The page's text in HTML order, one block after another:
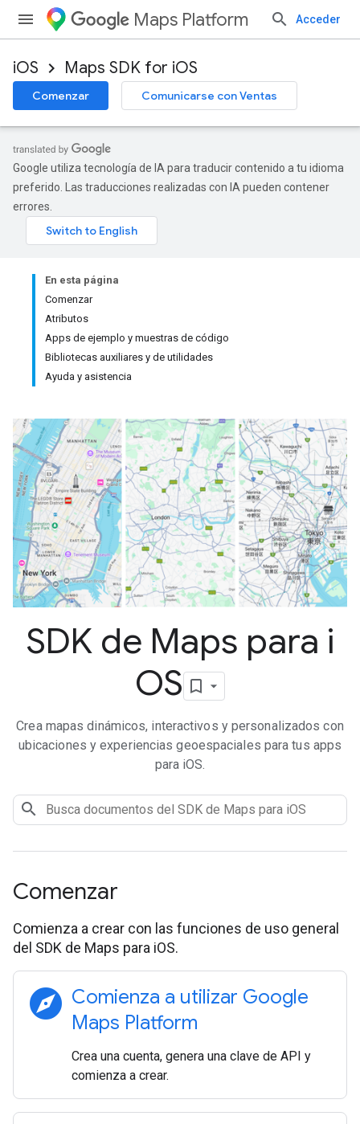
Maps Platform Acceder
iOS Maps SDK for iOS
Comenzar Comunicarse con Ventas
Google utiliza tecnología de IA para traducir contenido a tu idioma
preferido. Las traducciones realizadas con IA pueden contener
errores.
En esta página
Comenzar
Atributos
Apps de ejemplo y muestras de código
Bibliotecas auxiliares y de utilidades
Ayuda y asistencia
SDK de Maps para i
OS
Crea mapas dinámicos, interactivos y personalizados con
ubicaciones y experiencias geoespaciales para tus apps
para iOS.
Comenzar
Comienza a crear con las funciones de uso general
del SDK de Maps para iOS.
explore Comienza a utilizar Google
Maps Platform
Crea una cuenta, genera una clave de API y
comienza a crear.